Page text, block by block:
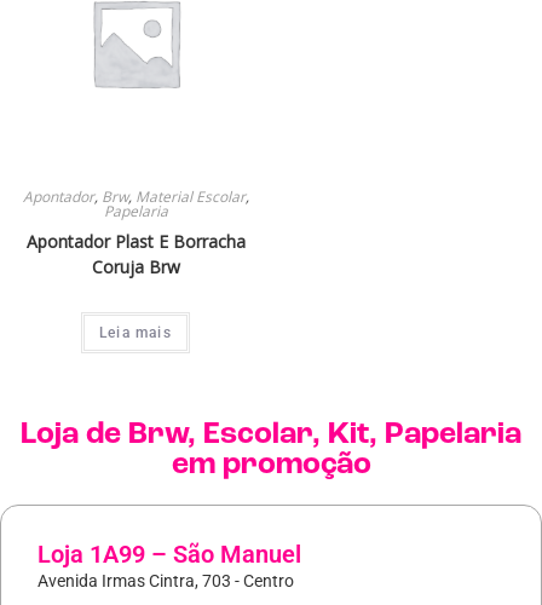
Apontador, Brw, Material Escolar,
Papelaria
Apontador Plast E Borracha
Coruja Brw
Leia mais
Loja de Brw, Escolar, Kit, Papelaria
em promoção
Loja 1A99 – São Manuel
Avenida Irmas Cintra, 703 - Centro